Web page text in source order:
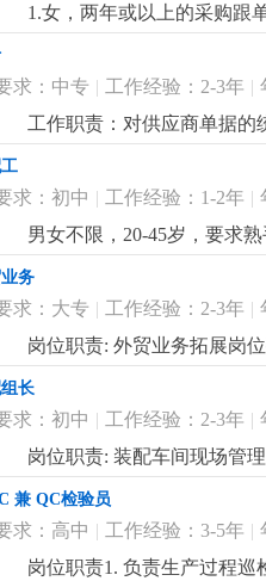
1.女，两年或以上的采购跟
跟进，合同制定，供应商的
熟悉掌握office,erp等常用
求：中专 | 工作经验：2-3年 |
工作职责：对供应商单据的
求：初中 | 工作经验：1-2年 |
男女不限，20-45岁，要求
补贴更详细...
务
求：大专 | 工作经验：2-3年 |
岗位职责: 外贸业务拓展岗
休，提成面议更详细...
长
求：初中 | 工作经验：2-3年 |
岗位职责: 装配车间现场管
兼 QC检验员
求：高中 | 工作经验：3-5年 |
岗位职责1. 负责生产过程巡